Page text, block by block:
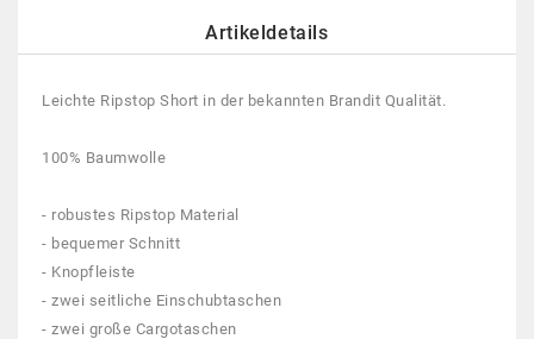
Artikeldetails
Leichte Ripstop Short in der bekannten Brandit Qualität.
100% Baumwolle
- robustes Ripstop Material
- bequemer Schnitt
- Knopfleiste
- zwei seitliche Einschubtaschen
- zwei große Cargotaschen